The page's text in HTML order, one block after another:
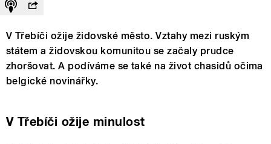
V Třebíči ožije židovské město. Vztahy mezi ruským
státem a židovskou komunitou se začaly prudce
zhoršovat. A podíváme se také na život chasidů očima
belgické novinářky.
V Třebíči ožije minulost